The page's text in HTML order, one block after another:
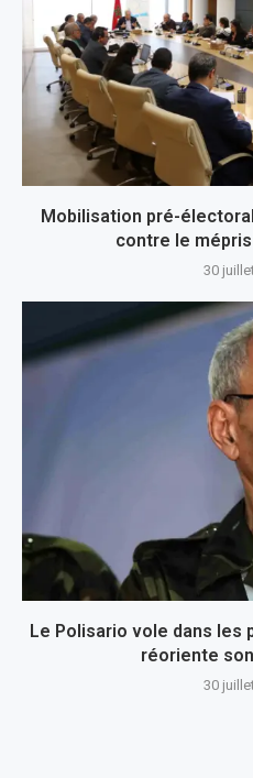
Mobilisation pré-
contre le
30
Le Polisario vole dans les
réoriente
30